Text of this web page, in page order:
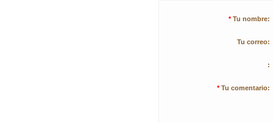
* Tu nombre:
Tu correo:
:
* Tu comentario: